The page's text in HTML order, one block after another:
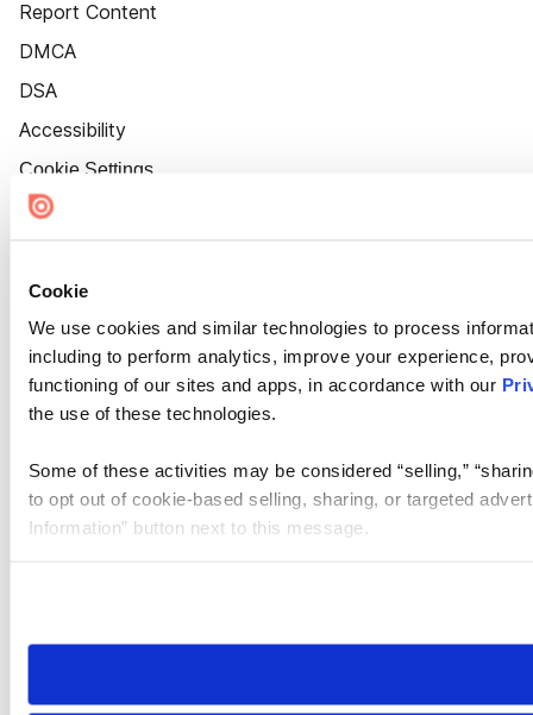
Cookie
We use cookies and similar technologies to process
including to perform analytics, improve your experience,
functioning of our sites and apps, in accordance with our
the use of these technologies.
Some of these activities may be considered “selling,”
to opt out of cookie-based selling, sharing, or targeted
Information” button next to this message.
need to be set again.
Report Content
DMCA
DSA
Accessibility
Cookie Settings